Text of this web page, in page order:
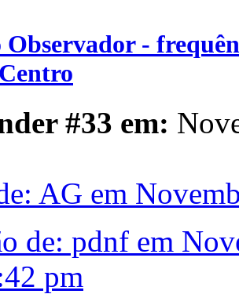
-
#33 em:
AG em
de: pdnf em
pm